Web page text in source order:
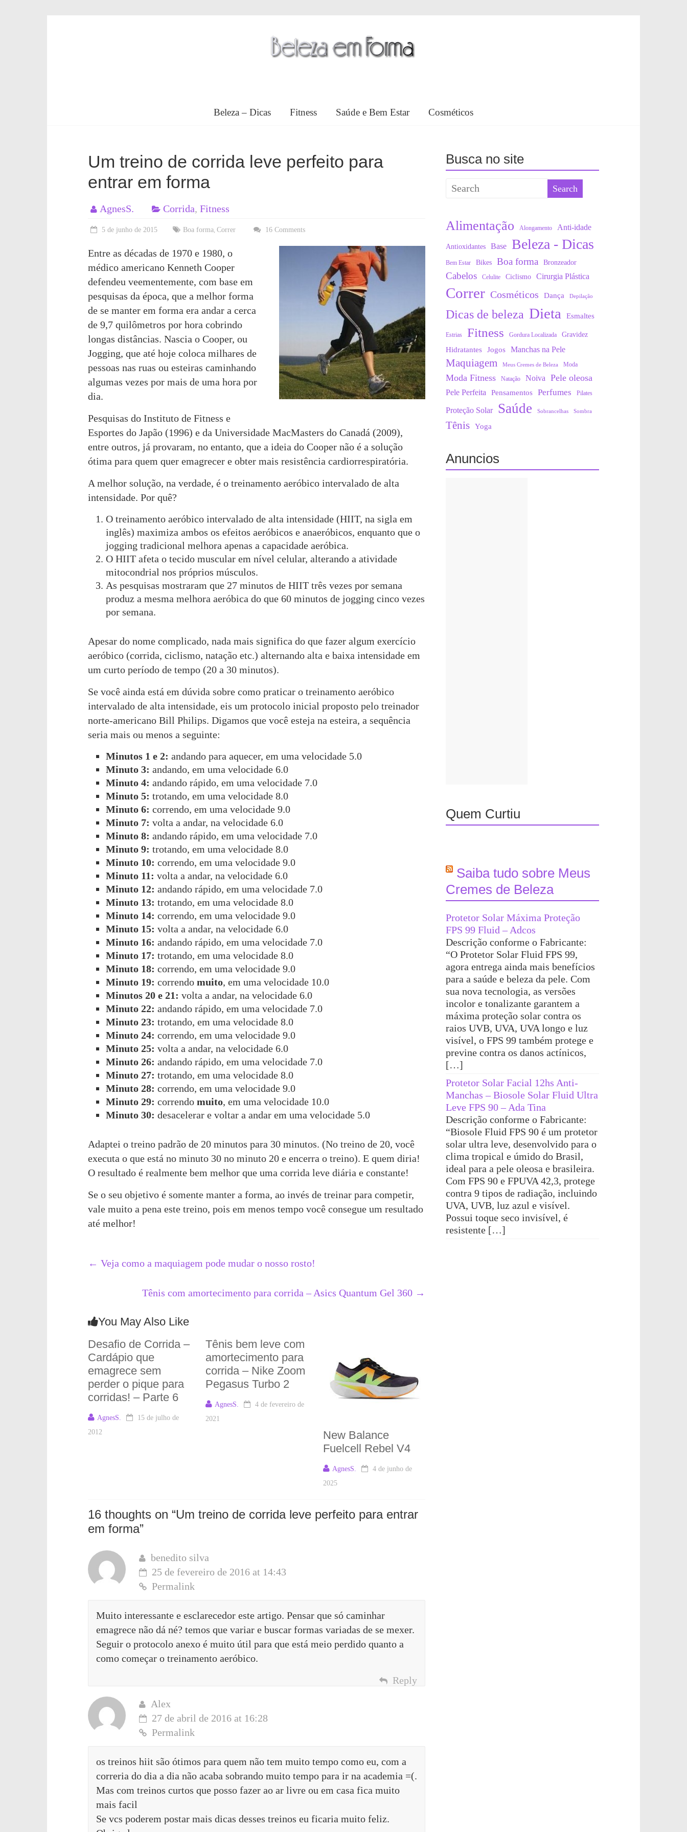
Forma
Você
bela,
saudável
e
Beleza – Dicas Fitness Saúde e Bem Estar Cosméticos
Um treino de corrida leve perfeito para
entrar em forma
AgnesS. Corrida, Fitness
5 de junho de 2015 Boa forma, Correr 16 Comments
Entre as décadas de 1970 e 1980, o
médico americano Kenneth Cooper
defendeu veementemente, com base em
pesquisas da época, que a melhor forma
de se manter em forma era andar a cerca
de 9,7 quilômetros por hora cobrindo
longas distâncias. Nascia o Cooper, ou
Jogging, que até hoje coloca milhares de
pessoas nas ruas ou esteiras caminhando
algumas vezes por mais de uma hora por
dia.
Pesquisas do Instituto de Fitness e
Esportes do Japão (1996) e da Universidade MacMasters do Canadá (2009),
entre outros, já provaram, no entanto, que a ideia do Cooper não é a solução
ótima para quem quer emagrecer e obter mais resistência cardiorrespiratória.
A melhor solução, na verdade, é o treinamento aeróbico intervalado de alta
intensidade. Por quê?
O treinamento aeróbico intervalado de alta intensidade (HIIT, na sigla em
inglês) maximiza ambos os efeitos aeróbicos e anaeróbicos, enquanto que o
jogging tradicional melhora apenas a capacidade aeróbica.
O HIIT afeta o tecido muscular em nível celular, alterando a atividade
mitocondrial nos próprios músculos.
As pesquisas mostraram que 27 minutos de HIIT três vezes por semana
produz a mesma melhora aeróbica do que 60 minutos de jogging cinco vezes
por semana.
Apesar do nome complicado, nada mais significa do que fazer algum exercício
aeróbico (corrida, ciclismo, natação etc.) alternando alta e baixa intensidade em
um curto período de tempo (20 a 30 minutos).
Se você ainda está em dúvida sobre como praticar o treinamento aeróbico
intervalado de alta intensidade, eis um protocolo inicial proposto pelo treinador
norte-americano Bill Philips. Digamos que você esteja na esteira, a sequência
seria mais ou menos a seguinte:
Minutos 1 e 2: andando para aquecer, em uma velocidade 5.0
Minuto 3: andando, em uma velocidade 6.0
Minuto 4: andando rápido, em uma velocidade 7.0
Minuto 5: trotando, em uma velocidade 8.0
Minuto 6: correndo, em uma velocidade 9.0
Minuto 7: volta a andar, na velocidade 6.0
Minuto 8: andando rápido, em uma velocidade 7.0
Minuto 9: trotando, em uma velocidade 8.0
Minuto 10: correndo, em uma velocidade 9.0
Minuto 11: volta a andar, na velocidade 6.0
Minuto 12: andando rápido, em uma velocidade 7.0
Minuto 13: trotando, em uma velocidade 8.0
Minuto 14: correndo, em uma velocidade 9.0
Minuto 15: volta a andar, na velocidade 6.0
Minuto 16: andando rápido, em uma velocidade 7.0
Minuto 17: trotando, em uma velocidade 8.0
Minuto 18: correndo, em uma velocidade 9.0
Minuto 19: correndo muito, em uma velocidade 10.0
Minutos 20 e 21: volta a andar, na velocidade 6.0
Minuto 22: andando rápido, em uma velocidade 7.0
Minuto 23: trotando, em uma velocidade 8.0
Minuto 24: correndo, em uma velocidade 9.0
Minuto 25: volta a andar, na velocidade 6.0
Minuto 26: andando rápido, em uma velocidade 7.0
Minuto 27: trotando, em uma velocidade 8.0
Minuto 28: correndo, em uma velocidade 9.0
Minuto 29: correndo muito, em uma velocidade 10.0
Minuto 30: desacelerar e voltar a andar em uma velocidade 5.0
Adaptei o treino padrão de 20 minutos para 30 minutos. (No treino de 20, você
executa o que está no minuto 30 no minuto 20 e encerra o treino). E quem diria!
O resultado é realmente bem melhor que uma corrida leve diária e constante!
Se o seu objetivo é somente manter a forma, ao invés de treinar para competir,
vale muito a pena este treino, pois em menos tempo você consegue um resultado
até melhor!
← Veja como a maquiagem pode mudar o nosso rosto!
Tênis com amortecimento para corrida – Asics Quantum Gel 360 →
You May Also Like
Desafio de Corrida –
Cardápio que
emagrece sem
perder o pique para
corridas! – Parte 6
AgnesS.
15 de julho de
2012
Tênis bem leve com
amortecimento para
corrida – Nike Zoom
Pegasus Turbo 2
AgnesS.
4 de fevereiro de
2021
New Balance
Fuelcell Rebel V4
AgnesS.
4 de junho de
2025
16 thoughts on “Um treino de corrida leve perfeito para entrar
em forma”
benedito silva
25 de fevereiro de 2016 at 14:43
Permalink
Muito interessante e esclarecedor este artigo. Pensar que só caminhar
emagrece não dá né? temos que variar e buscar formas variadas de se mexer.
Seguir o protocolo anexo é muito útil para que está meio perdido quanto a
como começar o treinamento aeróbico.
Reply
Alex
27 de abril de 2016 at 16:28
Permalink
os treinos hiit são ótimos para quem não tem muito tempo como eu, com a
correria do dia a dia não acaba sobrando muito tempo para ir na academia =(.
Mas com treinos curtos que posso fazer ao ar livre ou em casa fica muito
mais facil
Se vcs poderem postar mais dicas desses treinos eu ficaria muito feliz.
Busca no site
Alimentação Alongamento Anti-idade
Antioxidantes Base Beleza - Dicas
Bem Estar Bikes Boa forma Bronzeador
Cabelos Celulite Ciclismo Cirurgia Plástica
Correr Cosméticos Dança Depilação
Dicas de beleza Dieta Esmaltes
Estrias Fitness Gordura Localizada Gravidez
Hidratantes Jogos Manchas na Pele
Maquiagem Meus Cremes de Beleza Moda
Moda Fitness Natação Noiva Pele oleosa
Pele Perfeita Pensamentos Perfumes Pilates
Proteção Solar Saúde Sobrancelhas Sombra
Tênis Yoga
Anuncios
Quem Curtiu
Saiba tudo sobre Meus
Cremes de Beleza
Protetor Solar Máxima Proteção
FPS 99 Fluid – Adcos
Descrição conforme o Fabricante:
“O Protetor Solar Fluid FPS 99,
agora entrega ainda mais benefícios
para a saúde e beleza da pele. Com
sua nova tecnologia, as versões
incolor e tonalizante garantem a
máxima proteção solar contra os
raios UVB, UVA, UVA longo e luz
visível, o FPS 99 também protege e
previne contra os danos actínicos,
[…]
Protetor Solar Facial 12hs Anti-
Manchas – Biosole Solar Fluid Ultra
Leve FPS 90 – Ada Tina
Descrição conforme o Fabricante:
“Biosole Fluid FPS 90 é um protetor
solar ultra leve, desenvolvido para o
clima tropical e úmido do Brasil,
ideal para a pele oleosa e brasileira.
Com FPS 90 e FPUVA 42,3, protege
contra 9 tipos de radiação, incluindo
UVA, UVB, luz azul e visível.
Possui toque seco invisível, é
resistente […]